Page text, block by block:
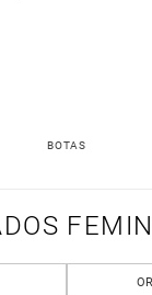
BOTAS